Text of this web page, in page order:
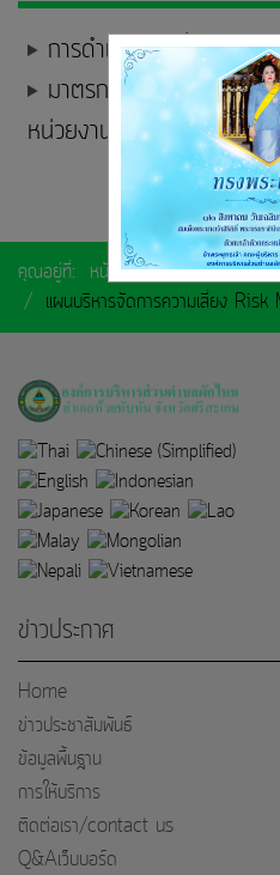
การดำเนินการเพื่อป้องกัน
มาตรการส่งเสริมคุณธรรม
หน่วยงาน
คุณอยู่ที่: หน้าแรก
การดำเนินการ
แผนบริหารจัดการความเสี่ยง
ข่าวประกาศ
Home
ข่าวประชาสัมพันธ์
ข้อมูลพื้นฐาน
การให้บริการ
ติดต่อเรา/contact us
Q&Aเว็บบอร์ด